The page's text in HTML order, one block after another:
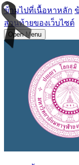
ข้ามไปที่เนื้อหาหลัก
ส่วนท้ายของเว็บไซต์
Open Menu